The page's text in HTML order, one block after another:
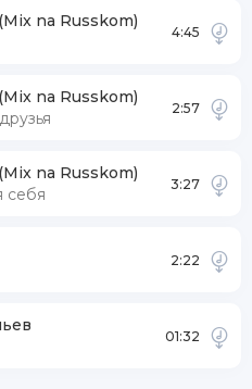
na Russkom)
4:45
na Russkom)
2:57
na Russkom)
себя
3:27
2:22
01:32